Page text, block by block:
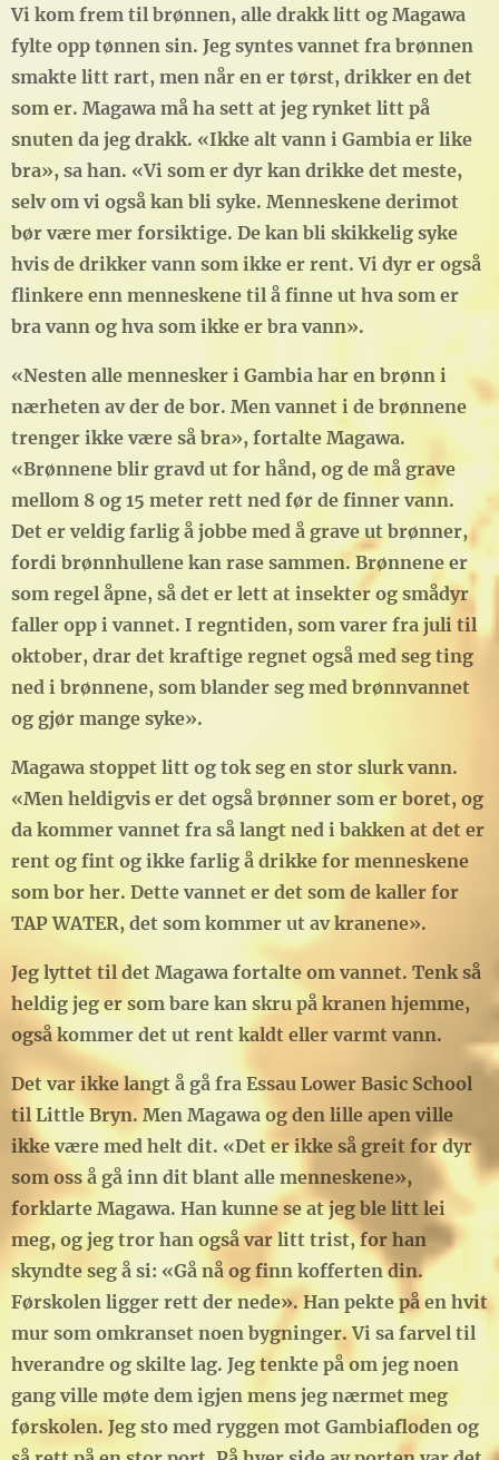
Vi kom frem til brønnen, alle drakk litt og Magawa
fylte opp tønnen sin. Jeg syntes vannet fra brønnen
smakte litt rart, men når en er tørst, drikker en det
som er. Magawa må ha sett at jeg rynket litt på
snuten da jeg drakk. «Ikke alt vann i Gambia er like
bra», sa han. «Vi som er dyr kan drikke det meste,
selv om vi også kan bli syke. Menneskene derimot
bør være mer forsiktige. De kan bli skikkelig syke
hvis de drikker vann som ikke er rent. Vi dyr er også
flinkere enn menneskene til å finne ut hva som er
bra vann og hva som ikke er bra vann».
«Nesten alle mennesker i Gambia har en brønn i
nærheten av der de bor. Men vannet i de brønnene
trenger ikke være så bra», fortalte Magawa.
«Brønnene blir gravd ut for hånd, og de må grave
mellom 8 og 15 meter rett ned før de finner vann.
Det er veldig farlig å jobbe med å grave ut brønner,
fordi brønnhullene kan rase sammen. Brønnene er
som regel åpne, så det er lett at insekter og smådyr
faller opp i vannet. I regntiden, som varer fra juli til
oktober, drar det kraftige regnet også med seg ting
ned i brønnene, som blander seg med brønnvannet
og gjør mange syke».
Magawa stoppet litt og tok seg en stor slurk vann.
«Men heldigvis er det også brønner som er boret, og
da kommer vannet fra så langt ned i bakken at det er
rent og fint og ikke farlig å drikke for menneskene
som bor her. Dette vannet er det som de kaller for
TAP WATER, det som kommer ut av kranene».
Jeg lyttet til det Magawa fortalte om vannet. Tenk så
heldig jeg er som bare kan skru på kranen hjemme,
også kommer det ut rent kaldt eller varmt vann.
Det var ikke langt å gå fra Essau Lower Basic School
til Little Bryn. Men Magawa og den lille apen ville
ikke være med helt dit. «Det er ikke så greit for dyr
som oss å gå inn dit blant alle menneskene»,
forklarte Magawa. Han kunne se at jeg ble litt lei
meg, og jeg tror han også var litt trist, for han
skyndte seg å si: «Gå nå og finn kofferten din.
Førskolen ligger rett der nede». Han pekte på en hvit
mur som omkranset noen bygninger. Vi sa farvel til
hverandre og skilte lag. Jeg tenkte på om jeg noen
gang ville møte dem igjen mens jeg nærmet meg
førskolen. Jeg sto med ryggen mot Gambiafloden og